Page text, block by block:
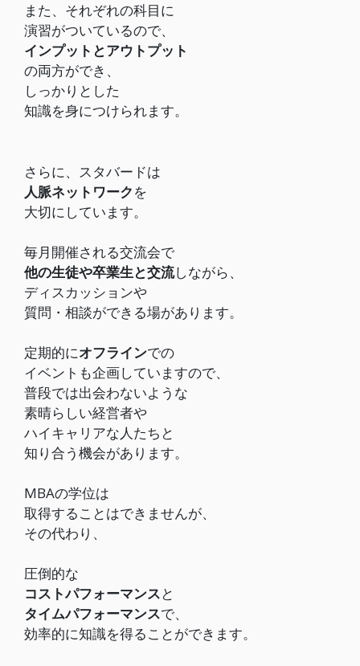
また、それぞれの科目に
演習がついているので、
インプットとアウトプット
の両方ができ、
しっかりとした
知識を身につけられます。
さらに、スタバードは
人脈ネットワークを
大切にしています。
毎月開催される交流会で
他の生徒や卒業生と交流しながら、
ディスカッションや
質問・相談ができる場があります。
定期的にオフラインでの
イベントも企画していますので、
普段では出会わないような
素晴らしい経営者や
ハイキャリアな人たちと
知り合う機会があります。
MBAの学位は
取得することはできませんが、
その代わり、
圧倒的な
コストパフォーマンスと
タイムパフォーマンスで、
効率的に知識を得ることができます。